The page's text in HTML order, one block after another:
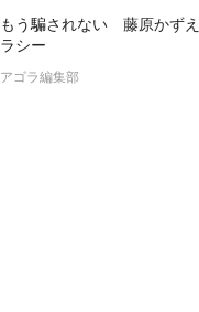
もう騙されない 藤原かず
ラシー
アゴラ編集部